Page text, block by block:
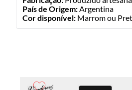
País de Origem: Argentina
Cor disponível: Marrom ou